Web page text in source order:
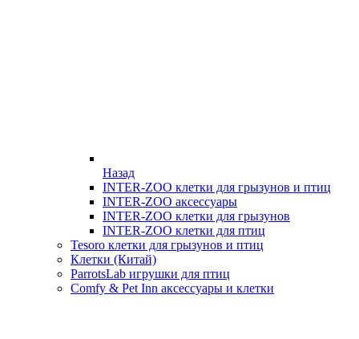
Назад
INTER-ZOO клетки для грызунов и птиц
INTER-ZOO аксессуары
INTER-ZOO клетки для грызунов
INTER-ZOO клетки для птиц
Tesoro клетки для грызунов и птиц
Клетки (Китай)
ParrotsLab игрушки для птиц
Comfy & Pet Inn аксессуары и клетки